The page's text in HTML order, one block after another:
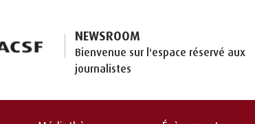
NEWSROOM
Bienvenue sur l'espace réservé aux
journalistes